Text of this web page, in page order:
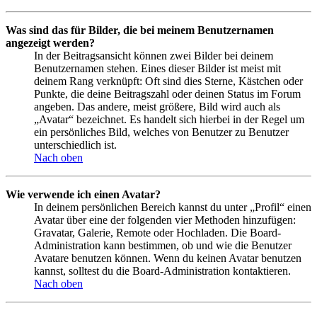
Was sind das für Bilder, die bei meinem Benutzernamen
angezeigt werden?
In der Beitragsansicht können zwei Bilder bei deinem
Benutzernamen stehen. Eines dieser Bilder ist meist mit
deinem Rang verknüpft: Oft sind dies Sterne, Kästchen oder
Punkte, die deine Beitragszahl oder deinen Status im Forum
angeben. Das andere, meist größere, Bild wird auch als
„Avatar“ bezeichnet. Es handelt sich hierbei in der Regel um
ein persönliches Bild, welches von Benutzer zu Benutzer
unterschiedlich ist.
Nach oben
Wie verwende ich einen Avatar?
In deinem persönlichen Bereich kannst du unter „Profil“ einen
Avatar über eine der folgenden vier Methoden hinzufügen:
Gravatar, Galerie, Remote oder Hochladen. Die Board-
Administration kann bestimmen, ob und wie die Benutzer
Avatare benutzen können. Wenn du keinen Avatar benutzen
kannst, solltest du die Board-Administration kontaktieren.
Nach oben